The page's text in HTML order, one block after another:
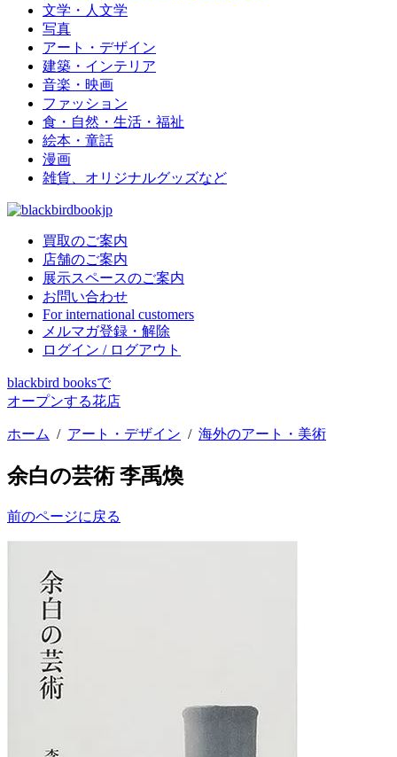
文学・人文学
写真
アート・デザイン
建築・インテリア
音楽・映画
ファッション
食・自然・生活・福祉
絵本・童話
漫画
雑貨、オリジナルグッズなど
買取のご案内
店舗のご案内
展示スペースのご案内
お問い合わせ
For international customers
メルマガ登録・解除
ログイン / ログアウト
blackbird booksで
オープンする花店
ホーム / アート・デザイン / 海外のアート・美術
余白の芸術 李禹煥
前のページに戻る